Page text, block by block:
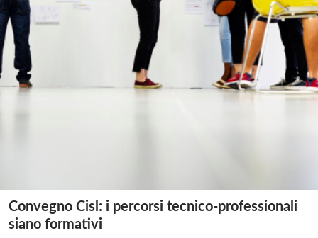
Convegno Cisl: i percorsi tecnico-professionali
siano formativi